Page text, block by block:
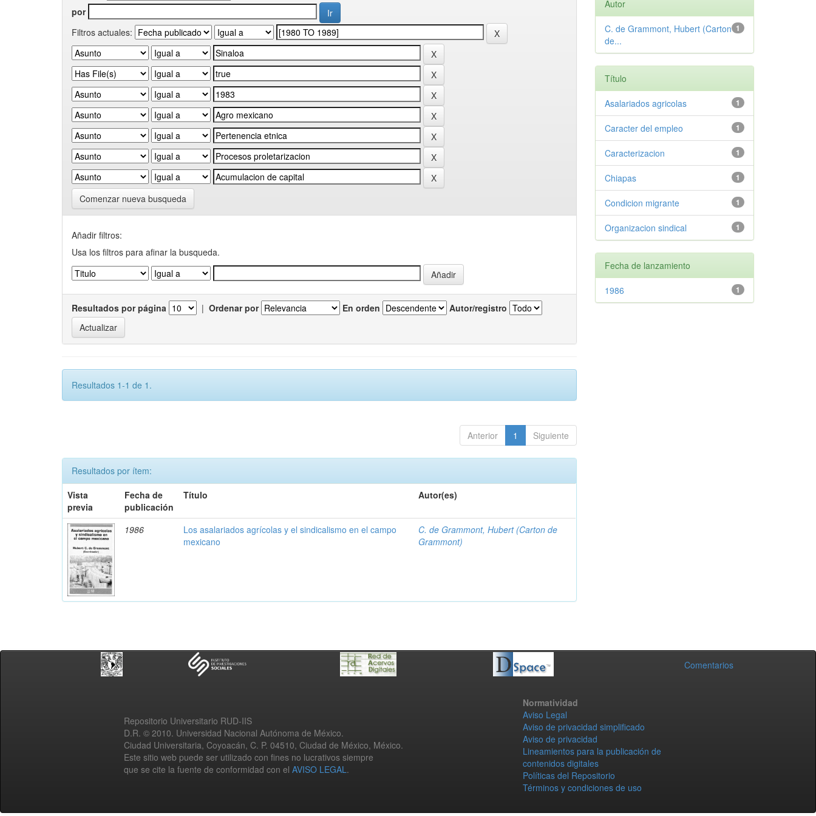
por
Filtros actuales:
Comenzar nueva busqueda
Añadir filtros:
Usa los filtros para afinar la busqueda.
Resultados por página | Ordenar por En orden Autor/registro
Resultados 1-1 de 1.
Anterior 1 Siguiente
Resultados por ítem:
Vista
previa
Fecha de
publicación
Título Autor(es)
1986
Los asalariados agrícolas y el sindicalismo en el campo
mexicano
C. de Grammont, Hubert (Carton de
Grammont)
Autor
1
C. de Grammont, Hubert (Carton
de...
Título
1
Asalariados agricolas
1
Caracter del empleo
1
Caracterizacion
1
Chiapas
1
Condicion migrante
1
Organizacion sindical
Fecha de lanzamiento
1
1986
Comentarios
Repositorio Universitario RUD-IIS
D.R. © 2010. Universidad Nacional Autónoma de México.
Ciudad Universitaria, Coyoacán, C. P. 04510, Ciudad de México, México.
Este sitio web puede ser utilizado con fines no lucrativos siempre
que se cite la fuente de conformidad con el AVISO LEGAL.
Normatividad
Aviso Legal
Aviso de privacidad simplificado
Aviso de privacidad
Lineamientos para la publicación de
contenidos digitales
Políticas del Repositorio
Términos y condiciones de uso